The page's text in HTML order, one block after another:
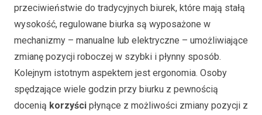
przeciwieństwie do tradycyjnych biurek, które mają stałą
wysokość, regulowane biurka są wyposażone w
mechanizmy – manualne lub elektryczne – umożliwiające
zmianę pozycji roboczej w szybki i płynny sposób.
Kolejnym istotnym aspektem jest ergonomia. Osoby
spędzające wiele godzin przy biurku z pewnością
docenią korzyści płynące z możliwości zmiany pozycji z